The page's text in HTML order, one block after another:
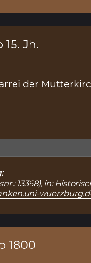
15. Jh.
der
13368), in:
1800